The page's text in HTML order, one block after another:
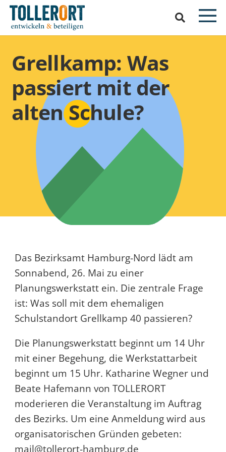
Grellkamp: Was
passiert mit der
alten Schule?
Das Bezirksamt Hamburg-Nord lädt am
Sonnabend, 26. Mai zu einer
Planungswerkstatt ein. Die zentrale Frage
ist: Was soll mit dem ehemaligen
Schulstandort Grellkamp 40 passieren?
Die Planungswerkstatt beginnt um 14 Uhr
mit einer Begehung, die Werkstattarbeit
beginnt um 15 Uhr. Katharine Wegner und
Beate Hafemann von TOLLERORT
moderieren die Veranstaltung im Auftrag
des Bezirks. Um eine Anmeldung wird aus
organisatorischen Gründen gebeten:
mail@tollerort-hamburg.de